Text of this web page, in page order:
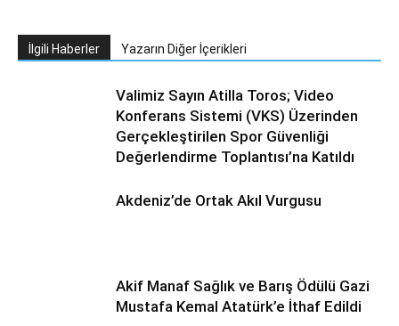
İlgili Haberler Yazarın Diğer İçerikleri
Valimiz Sayın Atilla Toros; Video
Konferans Sistemi (VKS) Üzerinden
Gerçekleştirilen Spor Güvenliği
Değerlendirme Toplantısı’na Katıldı
Akdeniz’de Ortak Akıl Vurgusu
Akif Manaf Sağlık ve Barış Ödülü Gazi
Mustafa Kemal Atatürk’e İthaf Edildi